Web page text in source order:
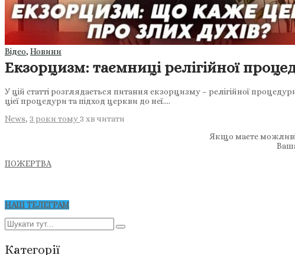
Відео, Новини
Екзорцизм: таємниці релігійної
У цій статті розглядається питання екзорцизму – релігійної
цієї процедури та підход церкви до неї….
News, 3 роки тому3 хв читати
Якщо маєте
ПОЖЕРТВА
НАШ ТЕЛЕГРАМ
Категорії